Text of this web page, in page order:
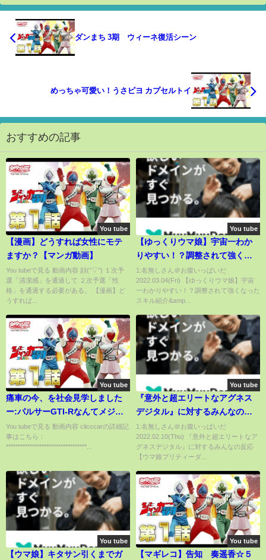
ダンまち 3期 ウィーネ復活シーン
めっちゃ可愛い！うさピヨ カプセルトイ
おすすめの記事
You tube
【漫画】どうすれば女性にモテ
ますか？【マンガ動画】
You tubeで見る 動画内容 顔(°▽°) １次予
選「清潔感」を通過して ２次予選「性
格」を通過する必要がある。 【漫画】ど
うすれば...
You tube
【ゆっくりウマ娘】宇宙一わか
りやすい！？調整されて強くな
ったスキル紹介&半分くらいノン
ストップガールの解説【biimシ
ステム】
1:名無しさん＠お腹いっぱいだ
2022.03.04(Fri) 【ゆっくりウマ娘】宇宙
一わかりやすい！？調整されて強くなった
スキル紹介&amp...
You tube
痛車の今、を社会見学しました
ー:パルサーGTI-Rなんてメジャ
ーなほう!? マニアックベース
車たち
You tubeで見る 動画内容 clicccarの詳細記
事はこちら：
**********************************...
You tube
『意外と超エリートなアグネス
デジタル』に対するみんなの反
応【ウマ娘プリティーダービ
ー】
1:名無しさん＠お腹いっぱいだ
2022.02.10(Thu) 『意外と超エリートなア
グネスデジタル』に対するみんなの反応
【ウマ娘プリティーダ...
You tube
【ウマ娘】キタサン引くまでガ
You tube
【マギレコ】告知 奏遥香☆５